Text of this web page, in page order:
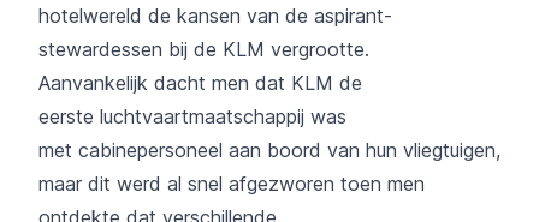
hotelwereld de kansen van de aspirant-
stewardessen bij de KLM vergrootte.
Aanvankelijk dacht men dat KLM de
eerste luchtvaartmaatschappij was
met cabinepersoneel aan boord van hun vliegtuigen,
maar dit werd al snel afgezworen toen men
ontdekte dat verschillende